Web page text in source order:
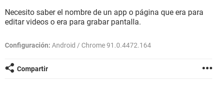
Necesito saber el nombre de un app o página que era para
editar videos o era para grabar pantalla.
Configuración: Android / Chrome 91.0.4472.164
Compartir